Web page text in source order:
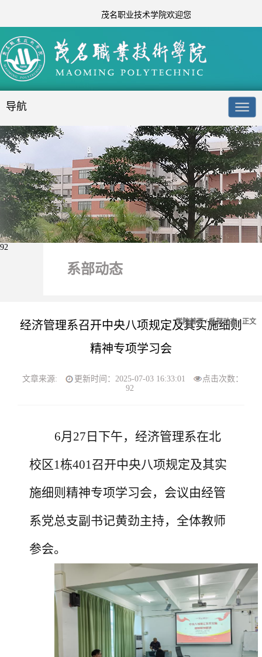
茂名职业技术学院欢迎您
导航
系部动态
学院首页/系部动态/ 正文
92
经济管理系召开中央八项规定及其实施细则
精神专项学习会
文章来源: 更新时间：2025-07-03 16:33:01
点击次数：
92
6月 27 日下午，经济管理系在北
校区1栋401召开中央八项规定及其实
施细则 精神专项学习会，会议由经管
系党总支副书记黄劲主持，全体教师
参会。